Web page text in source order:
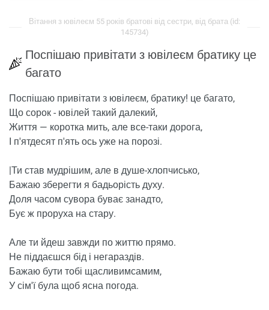
Вітання з ювілеєм 55 років братові від сестри, від брата (id:
145734)
Поспішаю привітати з ювілеєм братику це
багато
Поспішаю привітати з ювілеєм, братику! це багато,
Що сорок - ювілей такий далекий,
Життя — коротка мить, але все-таки дорога,
І п'ятдесят п'ять ось уже на порозі.
|Ти став мудрішим, але в душе-хлопчисько,
Бажаю зберегти я бадьорість духу.
Доля часом сувора буває занадто,
Бує ж проруха на стару.
Але ти йдеш завжди по життю прямо.
Не піддаєшся бід і негараздів.
Бажаю бути тобі щасливимсамим,
У сім'ї була щоб ясна погода.